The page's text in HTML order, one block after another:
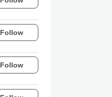
Follow
Follow